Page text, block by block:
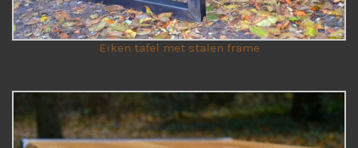
Eiken tafel met stalen frame